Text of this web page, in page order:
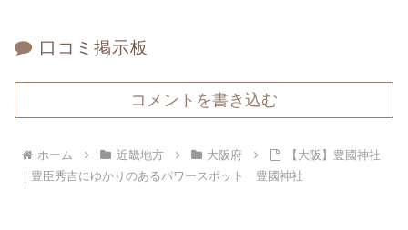
口コミ掲示板
コメントを書き込む
ホーム 近畿地方 大阪府
【大阪】豊國神社
｜豊臣秀吉にゆかりのあるパワースポット 豊國神社